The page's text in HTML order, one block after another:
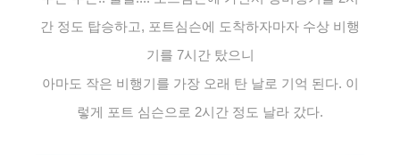
간 정도 탑승하고, 포트심슨에 도착하자마자 수상 비행
기를 7시간 탔으니
아마도 작은 비행기를 가장 오래 탄 날로 기억 된다. 이
렇게 포트 심슨으로 2시간 정도 날라 갔다.